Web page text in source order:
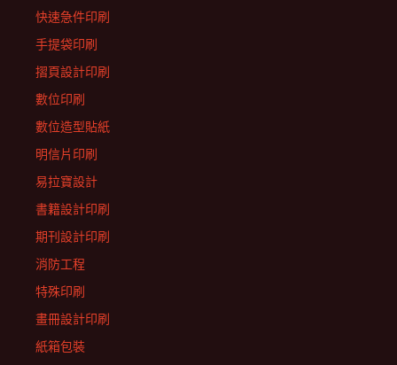
快速急件印刷
手提袋印刷
摺頁設計印刷
數位印刷
數位造型貼紙
明信片印刷
易拉寶設計
書籍設計印刷
期刊設計印刷
消防工程
特殊印刷
畫冊設計印刷
紙箱包裝